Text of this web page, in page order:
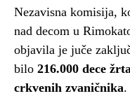
Nezavisna komisija,
nad decom u
objavila je juče
bilo 216.000 dece
crkvenih zvaničnika.